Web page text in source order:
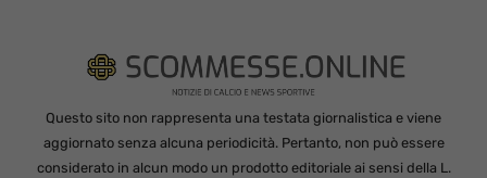
Questo sito non rappresenta una testata giornalistica e viene
aggiornato senza alcuna periodicità. Pertanto, non può essere
considerato in alcun modo un prodotto editoriale ai sensi della L.